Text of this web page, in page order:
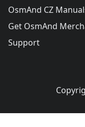
OsmAnd CZ
Get OsmAnd
Support